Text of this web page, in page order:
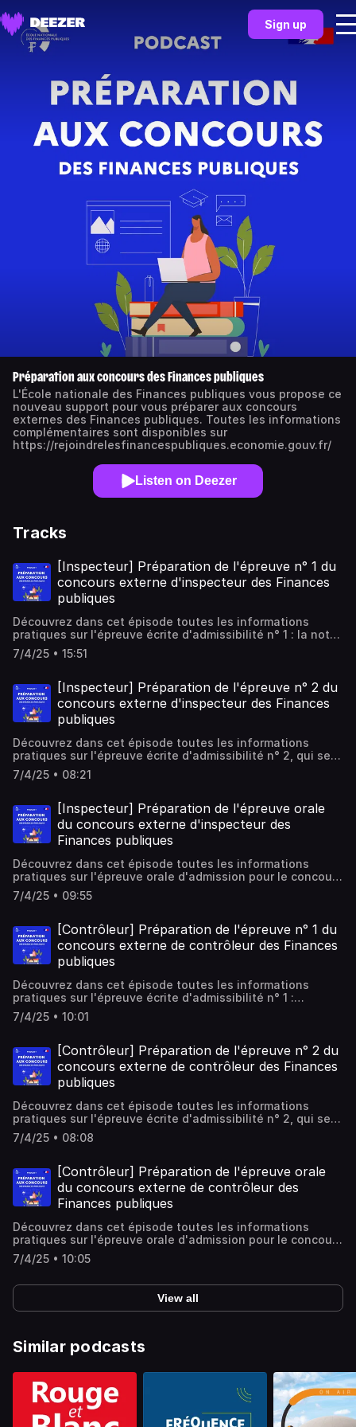
Sign up
Préparation aux concours des Finances publiques
L'École nationale des Finances publiques vous propose ce
nouveau support pour vous préparer aux concours
externes des Finances publiques. Toutes les informations
complémentaires sont disponibles sur
https://rejoindrelesfinancespubliques.economie.gouv.fr/
Listen on Deezer
Tracks
[Inspecteur] Préparation de l'épreuve n° 1 du
concours externe d'inspecteur des Finances
publiques
Découvrez dans cet épisode toutes les informations
pratiques sur l'épreuve écrite d'admissibilité n° 1 : la note
de synthèse pour le concours externe d'inspecteur des
Finances publiques.
7/4/25 • 15:51
[Inspecteur] Préparation de l'épreuve n° 2 du
concours externe d'inspecteur des Finances
publiques
Découvrez dans cet épisode toutes les informations
pratiques sur l'épreuve écrite d'admissibilité n° 2, qui se
décompose en deux parties : un questionnaire à choix
multiples (QCM) et des questions à réponses courtes
publiques.
7/4/25 • 08:21
[Inspecteur] Préparation de l'épreuve orale
du concours externe d'inspecteur des
Finances publiques
Découvrez dans cet épisode toutes les informations
pratiques sur l'épreuve orale d'admission pour le concours
externe d'inspecteur des Finances publiques.
7/4/25 • 09:55
[Contrôleur] Préparation de l'épreuve n° 1 du
concours externe de contrôleur des Finances
publiques
Découvrez dans cet épisode toutes les informations
pratiques sur l'épreuve écrite d'admissibilité n° 1 :
l'analyse de dossier pour le concours externe de
contrôleur des Finances publiques.
7/4/25 • 10:01
[Contrôleur] Préparation de l'épreuve n° 2 du
concours externe de contrôleur des Finances
publiques
Découvrez dans cet épisode toutes les informations
pratiques sur l'épreuve écrite d'admissibilité n° 2, qui se
décompose en deux parties : un questionnaire à choix
multiples (QCM) et des questions à réponses courtes
Finances publiques.
7/4/25 • 08:08
[Contrôleur] Préparation de l'épreuve orale
du concours externe de contrôleur des
Finances publiques
Découvrez dans cet épisode toutes les informations
pratiques sur l'épreuve orale d'admission pour le concours
externe de contrôleur des Finances publiques.
7/4/25 • 10:05
View all
Similar podcasts